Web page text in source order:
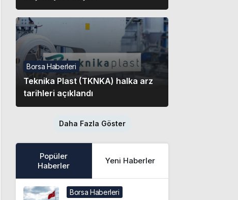
Borsa Haberleri
Teknika Plast (TKNKA) halka arz
tarihleri açıklandı
Daha Fazla Göster
Popüler
Haberler
Yeni Haberler
Borsa Haberleri